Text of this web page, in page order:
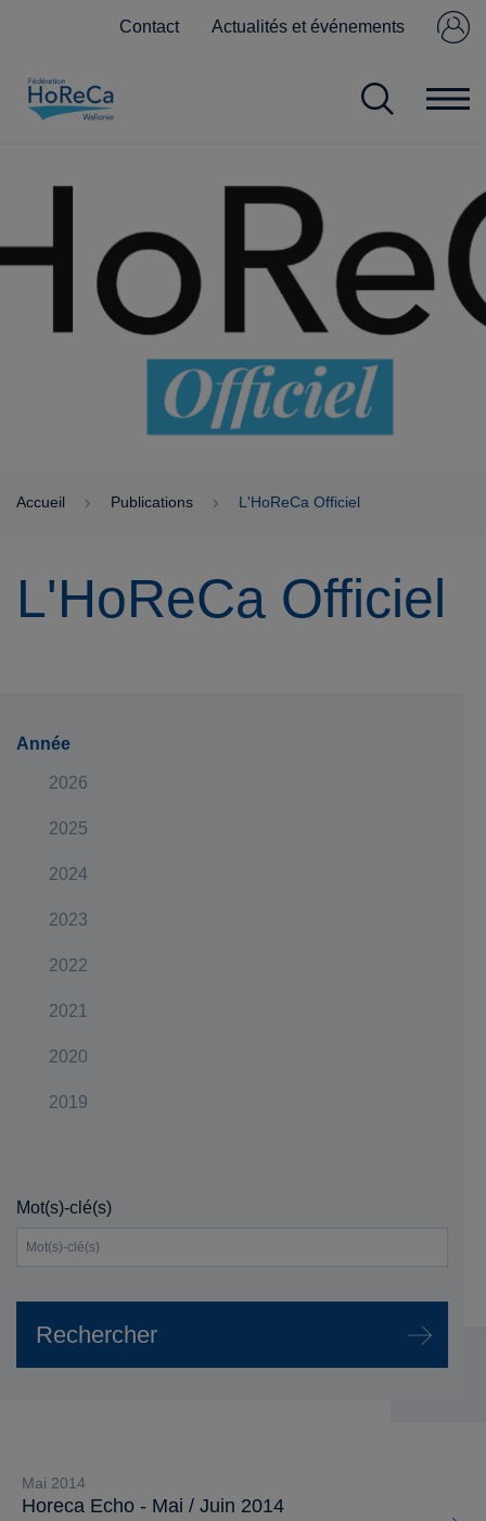
Contact Actualités et événements
membre ?
Accueil Publications L'HoReCa Officiel
L'HoReCa Officiel
Année
2026
2025
2024
2023
2022
2021
2020
2019
Mot(s)-clé(s)
mai 2014
Horeca Echo - Mai / Juin 2014